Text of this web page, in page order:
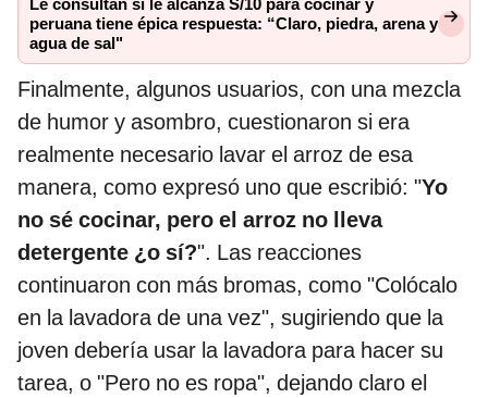
Le consultan si le alcanza S/10 para cocinar y
peruana tiene épica respuesta: “Claro, piedra, arena y
agua de sal"
Finalmente, algunos usuarios, con una mezcla
de humor y asombro, cuestionaron si era
realmente necesario lavar el arroz de esa
manera, como expresó uno que escribió: "Yo
no sé cocinar, pero el arroz no lleva
detergente ¿o sí?". Las reacciones
continuaron con más bromas, como "Colócalo
en la lavadora de una vez", sugiriendo que la
joven debería usar la lavadora para hacer su
tarea, o "Pero no es ropa", dejando claro el